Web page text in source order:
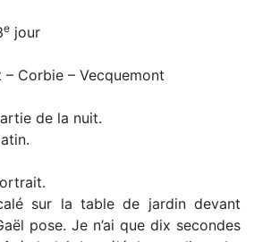
e jour
Corbie – Vecquemont
de la nuit.
sur la table de jardin devant
pose. Je n’ai que dix secondes